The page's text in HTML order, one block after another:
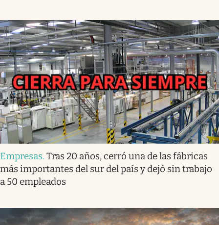
Empresas. Tras 20 años, cerró una de las fábricas
más importantes del sur del país y dejó sin trabajo
a 50 empleados